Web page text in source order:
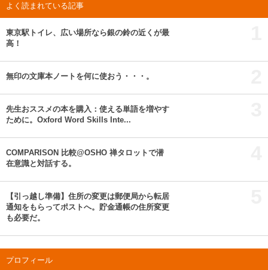
よく読まれている記事
東京駅トイレ、広い場所なら銀の鈴の近くが最
高！
無印の文庫本ノートを何に使おう・・・。
先生おススメの本を購入：使える単語を増やす
ために。Oxford Word Skills Inte...
COMPARISON 比較@OSHO 禅タロットで潜
在意識と対話する。
【引っ越し準備】住所の変更は郵便局から転居
通知をもらってポストへ。貯金通帳の住所変更
も必要だ。
プロフィール